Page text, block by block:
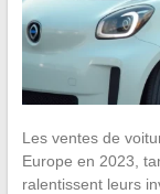
Les ventes de
Europe en 2023,
ralentissent leurs